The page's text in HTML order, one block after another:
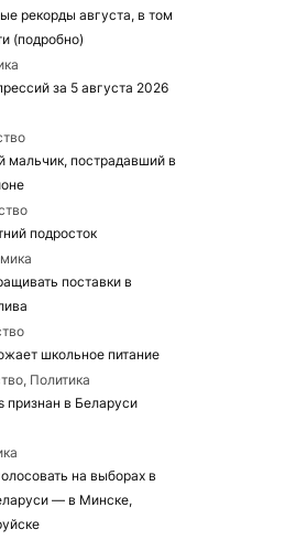
рекорды августа, в том
(подробно)
за 5 августа 2026
мальчик, пострадавший в
подросток
поставки в
школьное питание
Политика
признан в Беларуси
на выборах в
— в Минске,